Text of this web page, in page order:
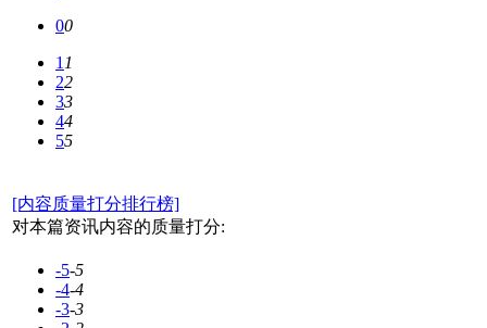
00
11
22
33
44
55
[内容质量打分排行榜]
对本篇资讯内容的质量打分:
-5-5
-4-4
-3-3